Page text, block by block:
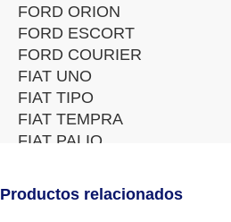
FORD ORION
FORD ESCORT
FORD COURIER
FIAT UNO
FIAT TIPO
FIAT TEMPRA
FIAT PALIO
AUDI 100
Productos relacionados